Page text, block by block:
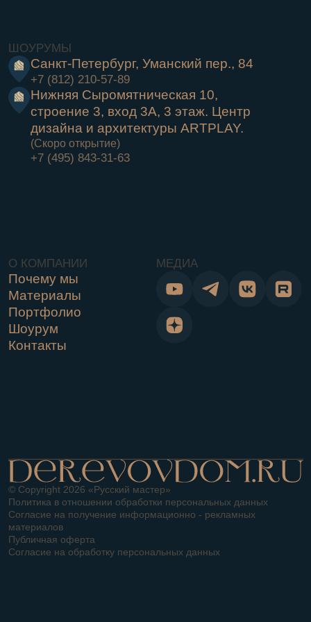
© Copyright 2026 «Русский мастер»
Политика в отношении обработки персональных данных
Согласие на получение информационно - рекламных
материалов
Публичная оферта
Согласие на обработку персональных данных